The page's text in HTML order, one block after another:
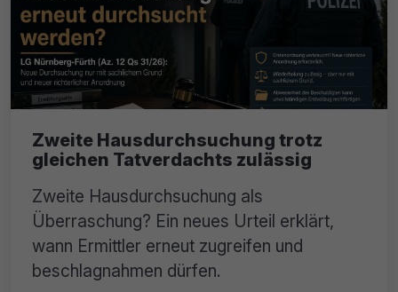
Zweite Hausdurchsuchung trotz
gleichen Tatverdachts zulässig
Zweite Hausdurchsuchung als
Überraschung? Ein neues Urteil erklärt,
wann Ermittler erneut zugreifen und
beschlagnahmen dürfen.